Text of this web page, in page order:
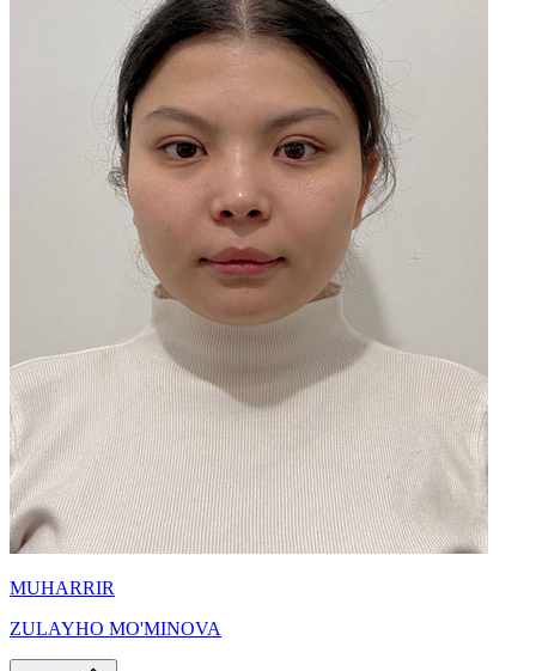
MUHARRIR
ZULAYHO MO'MINOVA